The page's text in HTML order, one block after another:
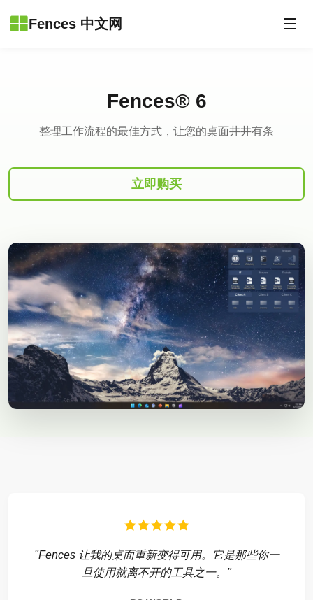
Fences 中文网
Fences® 6
整理工作流程的最佳方式，让您的桌面井井有条
立即购买
"Fences 让我的桌面重新变得可用。它是那些你一
旦使用就离不开的工具之一。"